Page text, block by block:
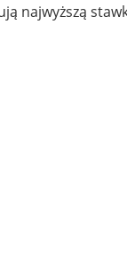
najwyższą